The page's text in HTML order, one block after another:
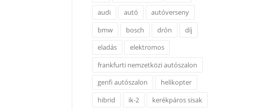
audi
autó
autóverseny
bmw
bosch drón
díj
eladás
elektromos
frankfurti nemzetközi autószalon
genfi autószalon
helikopter
hibrid
ik-2
kerékpáros sisak